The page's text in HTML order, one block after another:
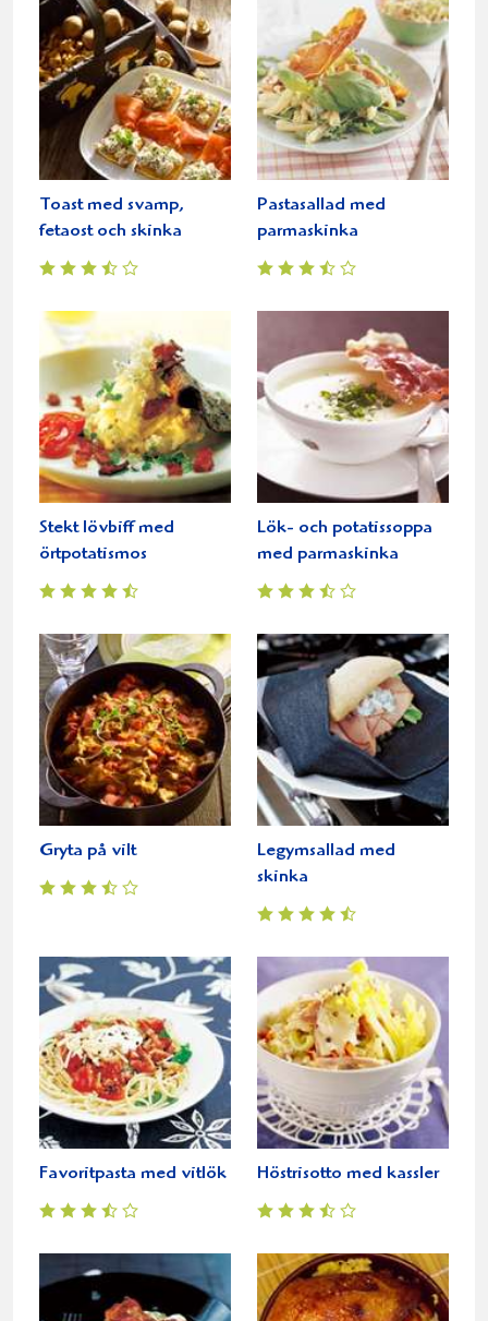
Toast med svamp,
fetaost och skinka
Pastasallad med
parmaskinka
Stekt lövbiff med
örtpotatismos
Lök- och potatissoppa
med parmaskinka
Gryta på vilt
Legymsallad med
skinka
Favoritpasta med vitlök Höstrisotto med kassler